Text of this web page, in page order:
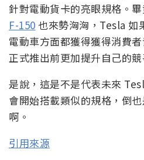
針對電動貨卡的亮眼規格。
F-150 也來勢洶洶，Tesla 如
電動車方面都獲得獲得消費
正式推出前更加提升自己的競
是說，這是不是代表未來
會開始搭載類似的規格，倒
啊。
引用來源